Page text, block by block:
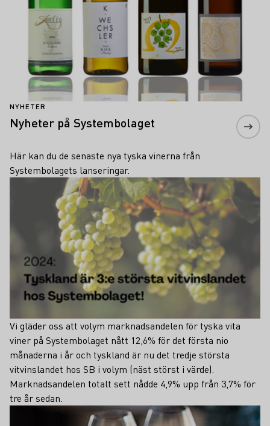
NYHETER
Nyheter på Systembolaget
Här kan du de senaste nya tyska vinerna från
Systembolagets lanseringar.
Vi gläder oss att volym marknadsandelen för tyska vita
viner på Systembolaget nått 12,6% för det första nio
månaderna i år och tyskland är nu det tredje största
vitvinslandet hos SB i volym (näst störst i värde).
Marknadsandelen totalt sett nådde 4,9% upp från 3,7% för
tre år sedan.
Läs mer om detta